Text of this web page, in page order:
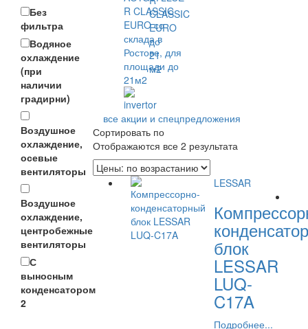
Без
фильтра
Водяное
охлаждение
(при
наличии
градирни)
Воздушное
охлаждение,
осевые
вентиляторы
Воздушное
охлаждение,
центробежные
вентиляторы
С
выносным
конденсатором
2
CLASSIC
EURO
до
21
м2
все акции и спецпредложения
Сортировать по
Отображаются все 2 результата
LESSAR
блок
LESSAR
LUQ-
C17A
Подробнее...